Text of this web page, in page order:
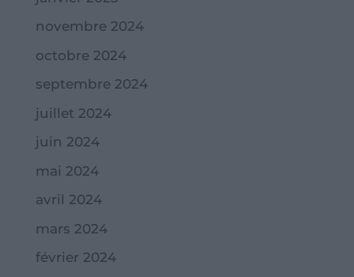
novembre 2024
octobre 2024
septembre 2024
juillet 2024
juin 2024
mai 2024
avril 2024
mars 2024
février 2024